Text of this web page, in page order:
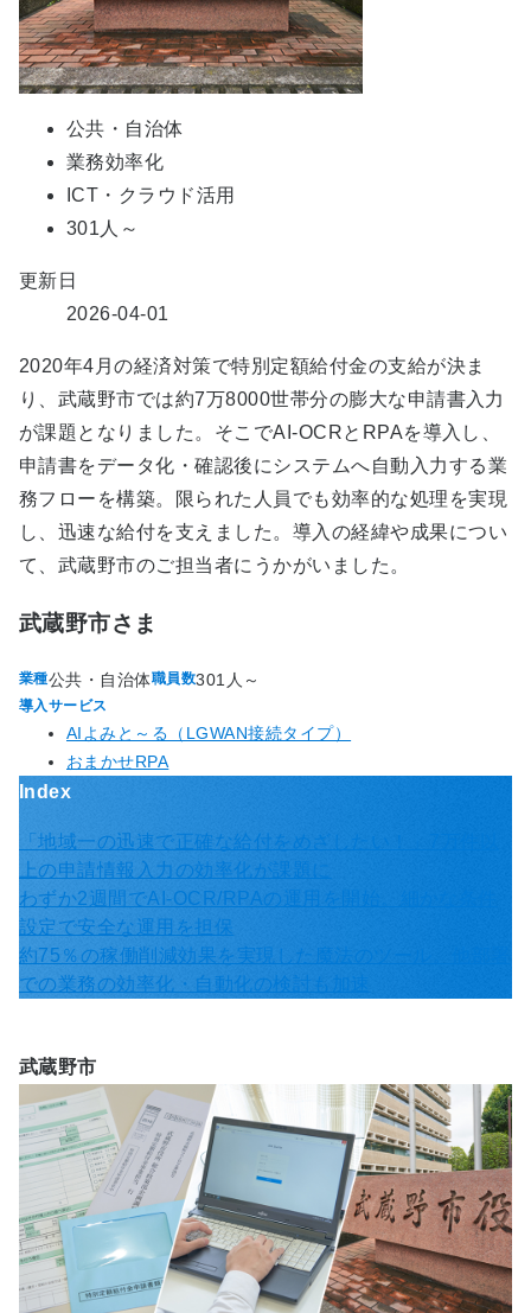
公共・自治体
業務効率化
ICT・クラウド活用
301人～
更新日
2026-04-01
2020年4月の経済対策で特別定額給付金の支給が決ま
り、武蔵野市では約7万8000世帯分の膨大な申請書入力
が課題となりました。そこでAI‑OCRとRPAを導入し、
申請書をデータ化・確認後にシステムへ自動入力する業
務フローを構築。限られた人員でも効率的な処理を実現
し、迅速な給付を支えました。導入の経緯や成果につい
て、武蔵野市のご担当者にうかがいました。
武蔵野市さま
業種公共・自治体職員数301人～
導入サービス
AIよみと～る（LGWAN接続タイプ）
おまかせRPA
Index
「地域一の迅速で正確な給付をめざしたい！」7万件以
上の申請情報入力の効率化が課題に
わずか2週間でAI-OCR/RPAの運用を開始。細かな条件
設定で安全な運用を担保
約75％の稼働削減効果を実現した魔法のツール。他部署
での業務の効率化・自動化の検討も加速
武蔵野市